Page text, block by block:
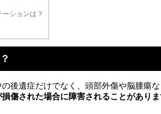
ションは？
後遺症だけでなく、頭部外傷や脳腫瘍
傷された場合に障害されることがありま